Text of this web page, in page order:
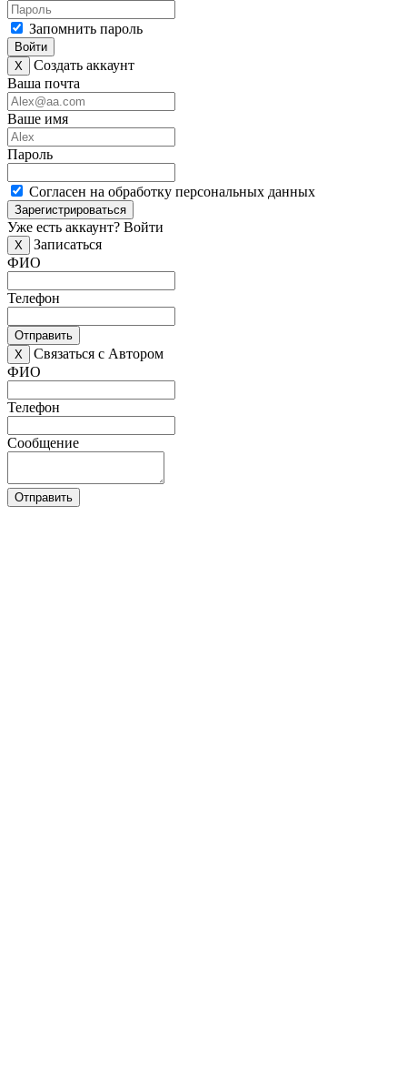
Запомнить пароль
Войти
X
Создать аккаунт
Ваша почта
Ваше имя
Пароль
Согласен на обработку персональных данных
Зарегистрироваться
Уже есть аккаунт? Войти
X
Записаться
ФИО
Телефон
Отправить
X
Связаться с Автором
ФИО
Телефон
Сообщение
Отправить